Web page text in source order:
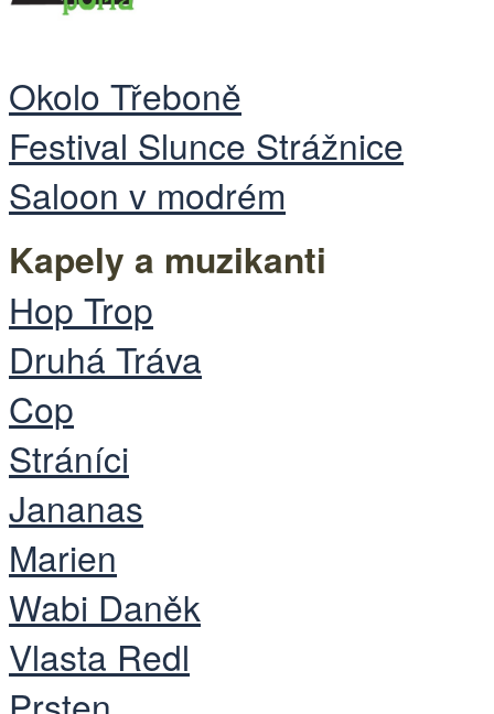
Okolo Třeboně
Festival Slunce Strážnice
Saloon v modrém
Kapely a muzikanti
Hop Trop
Druhá Tráva
Cop
Stráníci
Jananas
Marien
Wabi Daněk
Vlasta Redl